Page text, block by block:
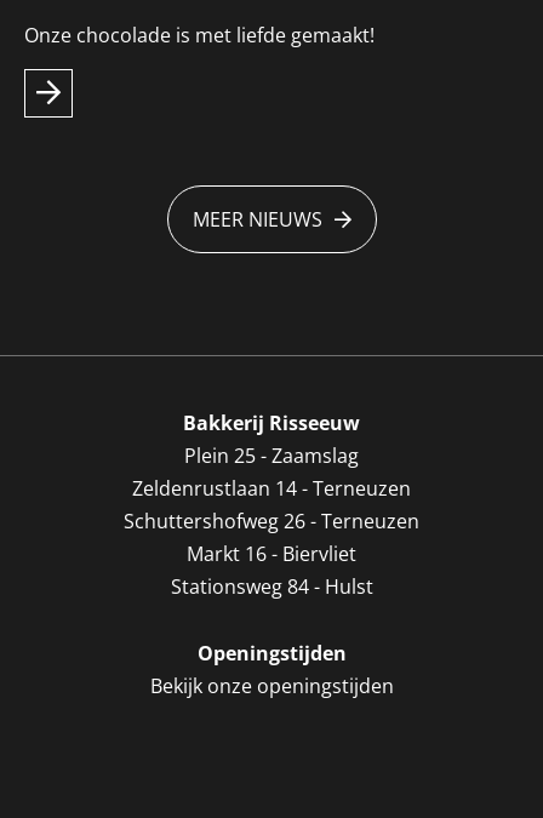
Onze chocolade is met liefde gemaakt!
MEER NIEUWS
Bakkerij Risseeuw
Plein 25 - Zaamslag
Zeldenrustlaan 14 - Terneuzen
Schuttershofweg 26 - Terneuzen
Markt 16 - Biervliet
Stationsweg 84 - Hulst
Openingstijden
Bekijk onze openingstijden